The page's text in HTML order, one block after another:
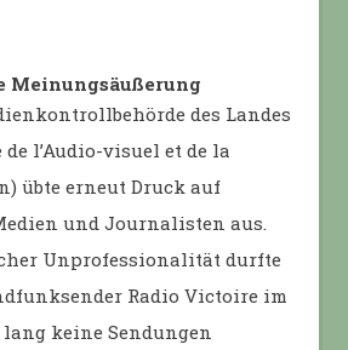
Meinungsäußerung
des Landes
l’Audio-visuel et de la
übte erneut Druck auf
und Journalisten aus.
Unprofessionalität durfte
Radio Victoire im
lang keine Sendungen